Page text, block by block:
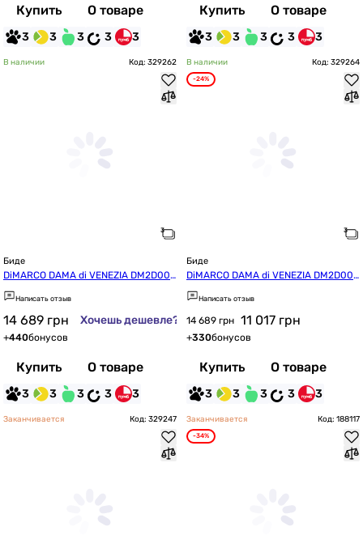
Купить О товаре
3 3 3 3 3
Купить О товаре
3 3 3 3 3
В наличии Код: 329262
Биде
DiMARCO DAMA di VENEZIA DM2D001
MB
Написать отзыв
14 689 грн Хочешь дешевле?
+440бонусов
Купить О товаре
3 3 3 3 3
В наличии Код: 329264
-24%
Биде
DiMARCO DAMA di VENEZIA DM2D001
MS
Написать отзыв
14 689 грн 11 017 грн
+330бонусов
Купить О товаре
3 3 3 3 3
Заканчивается Код: 329247 Заканчивается Код: 188117
-34%